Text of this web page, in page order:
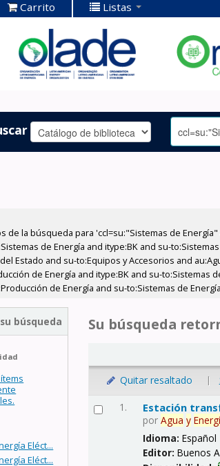
Carrito Listas
de la búsqueda para 'ccl=su:"Sistemas de Energía"
de Energía and itype:BK and su-
Estado and su-to:Equipos y Accesorios and
de Energía and itype:BK and su-to:Sistemas
de Energía and su-to:Sistemas de
búsqueda
Eléct...
Eléct...
Su búsqueda
Quitar resaltado |
1. Estación
porAgua y
Idioma:Español
Editor:Buenos